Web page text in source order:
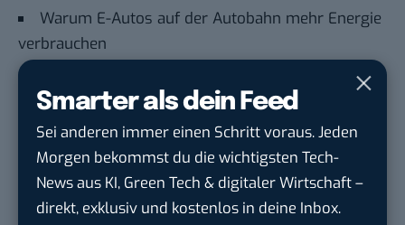
Smarter als dein Feed
Sei anderen immer einen Schritt voraus. Jeden
Morgen bekommst du die wichtigsten Tech-
News aus KI, Green Tech & digitaler Wirtschaft –
direkt, exklusiv und kostenlos in deine Inbox.
Warum E-Autos auf der Autobahn mehr Energie
verbrauchen
Abwärme aus Rechenzentren: Finnland zeigt, wie
Energiewende geht
Du möchtest nicht abgehängt werden, wenn es um
KI, Green Tech und die Tech-Themen von Morgen
geht? Über 12.000 smarte Leser bekommen jeden